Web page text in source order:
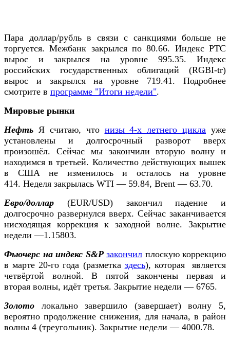
Пара доллар/рубль в связи с санкциями больше не
торгуется. Межбанк закрылся по 80.66. Индекс РТС
вырос и закрылся на уровне 995.35. Индекс
российских государственных облигаций (RGBI-tr)
вырос и закрылся на уровне 719.41. Подробнее
смотрите в программе "Итоги недели".
Мировые рынки
Нефть Я считаю, что низы 4-х летнего цикла уже
установлены и долгосрочный разворот вверх
произошёл. Сейчас мы закончили вторую волну и
находимся в третьей. Количество действующих вышек
в США не изменилось и осталось на уровне
414. Неделя закрылась WTI — 59.84, Brent — 63.70.
Евро/доллар (EUR/USD) закончил падение и
долгосрочно развернулся вверх. Сейчас заканчивается
нисходящая коррекция к заходной волне. Закрытие
недели —1.15803.
Фьючерс на индекс S&P закончил плоскую коррекцию
в марте 20-го года (разметка здесь), которая является
четвёртой волной. В пятой закончены первая и
вторая волны, идёт третья. Закрытие недели — 6765.
Золото локально завершило (завершает) волну 5,
вероятно продолжение снижения, для начала, в район
волны 4 (треугольник). Закрытие недели — 4000.78.